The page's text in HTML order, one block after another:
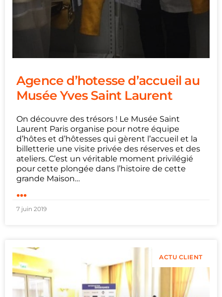
Agence d’hotesse d’accueil au
Musée Yves Saint Laurent
On découvre des trésors ! Le Musée Saint
Laurent Paris organise pour notre équipe
d’hôtes et d’hôtesses qui gèrent l’accueil et la
billetterie une visite privée des réserves et des
ateliers. C’est un véritable moment privilégié
pour cette plongée dans l’histoire de cette
grande Maison…
...
7 juin 2019
ACTU CLIENT